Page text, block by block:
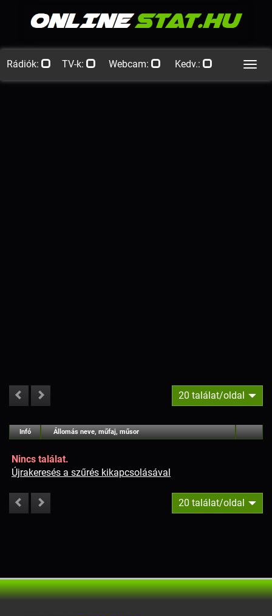
Rádiók: TV-k: Webcam: Kedv.:
20 találat/oldal
Infó Lejátszás
Állomás neve, műfaj, műsor
Nincs találat.
Újrakeresés a szűrés kikapcsolásával
20 találat/oldal